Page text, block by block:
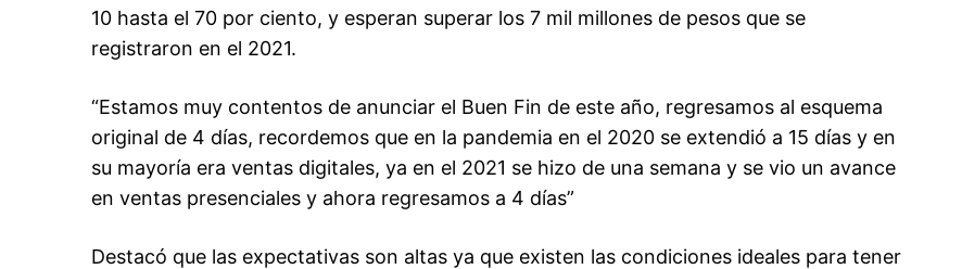
10 hasta el 70 por ciento, y esperan superar los 7 mil millones de pesos que se
registraron en el 2021.
“Estamos muy contentos de anunciar el Buen Fin de este año, regresamos al esquema
original de 4 días, recordemos que en la pandemia en el 2020 se extendió a 15 días y en
su mayoría era ventas digitales, ya en el 2021 se hizo de una semana y se vio un avance
en ventas presenciales y ahora regresamos a 4 días”
Destacó que las expectativas son altas ya que existen las condiciones ideales para tener